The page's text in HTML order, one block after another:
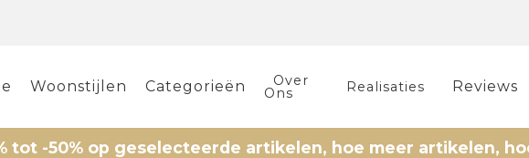
Woonstijlen Categorieën Over
Ons Realisaties Reviews
op geselecteerde artikelen, hoe meer artikelen, hoe meer